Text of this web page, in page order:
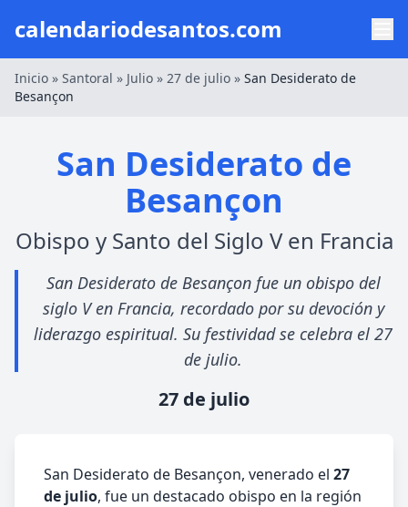
calendariodesantos.com
Inicio » Santoral » Julio » 27 de julio » San Desiderato de
Besançon
San Desiderato de
Besançon
Obispo y Santo del Siglo V en Francia
San Desiderato de Besançon fue un obispo del
siglo V en Francia, recordado por su devoción y
liderazgo espiritual. Su festividad se celebra el 27
de julio.
27 de julio
San Desiderato de Besançon, venerado el 27
de julio, fue un destacado obispo en la región